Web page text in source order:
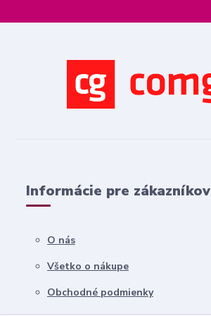
Informácie pre zákazníkov
O nás
Všetko o nákupe
Obchodné podmienky